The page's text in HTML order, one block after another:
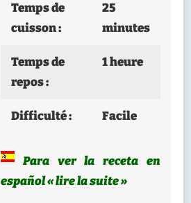
Temps de
cuisson :
25
minutes
Temps de
repos :
1 heure
Difficulté : Facile
Para ver la receta en
español « lire la suite »